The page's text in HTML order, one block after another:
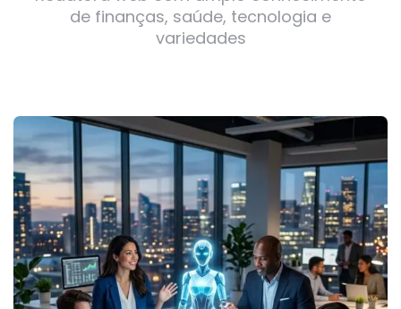
de finanças, saúde, tecnologia e
variedades